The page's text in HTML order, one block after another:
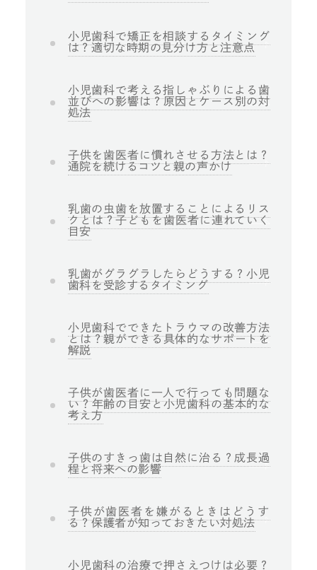
小児歯科で矯正を相談するタイミング
は？適切な時期の見分け方と注意点
小児歯科で考える指しゃぶりによる歯
並びへの影響は？原因とケース別の対
処法
子供を歯医者に慣れさせる方法とは？
通院を続けるコツと親の声かけ
乳歯の虫歯を放置することによるリス
クとは？子どもを歯医者に連れていく
目安
乳歯がグラグラしたらどうする？小児
歯科を受診するタイミング
小児歯科でできたトラウマの改善方法
とは？親ができる具体的なサポートを
解説
子供が歯医者に一人で行っても問題な
い？年齢の目安と小児歯科の基本的な
考え方
子供のすきっ歯は自然に治る？成長過
程と将来への影響
子供が歯医者を嫌がるときはどうす
る？保護者が知っておきたい対処法
小児歯科の治療で押さえつけは必要？